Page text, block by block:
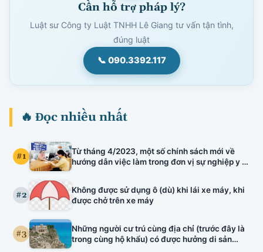
Cần hỗ trợ pháp lý?
Luật sư Công ty Luật TNHH Lê Giang tư vấn tận tình,
đúng luật
📞 090.3392.117
🔥 Đọc nhiều nhất
#1
Từ tháng 4/2023, một số chính sách mới về
hướng dẫn việc làm trong đơn vị sự nghiệp y tế
tuyên truyền viên văn hóa, bảo lãnh nhà ở hình
thành trong tương lai, đấu thầu thuốc có hiệu
#2
Không được sử dụng ô (dù) khi lái xe máy, khi
được chở trên xe máy
#3
Những người cư trú cùng địa chỉ (trước đây là
trong cùng hộ khẩu) có được hưởng di sản